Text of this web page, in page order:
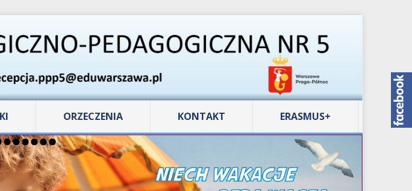
ORZECZENIA KONTAKT ERASMUS+